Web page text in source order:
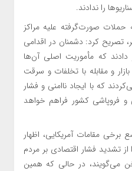
را ندادند.
حملات صورت‌گرفته علیه مراکز
تصریح کرد: دشمنان در اقدامی
دادند که مأموریت اصلی آن‌ها
و مقابله با تخلفات و سرقت
که با ایجاد ناامنی و فشار
و فروپاشی کشور فراهم خواهد
برخی مقامات آمریکایی، اظهار
تشدید فشار اقتصادی بر مردم
می‌گویند، در حالی که همین